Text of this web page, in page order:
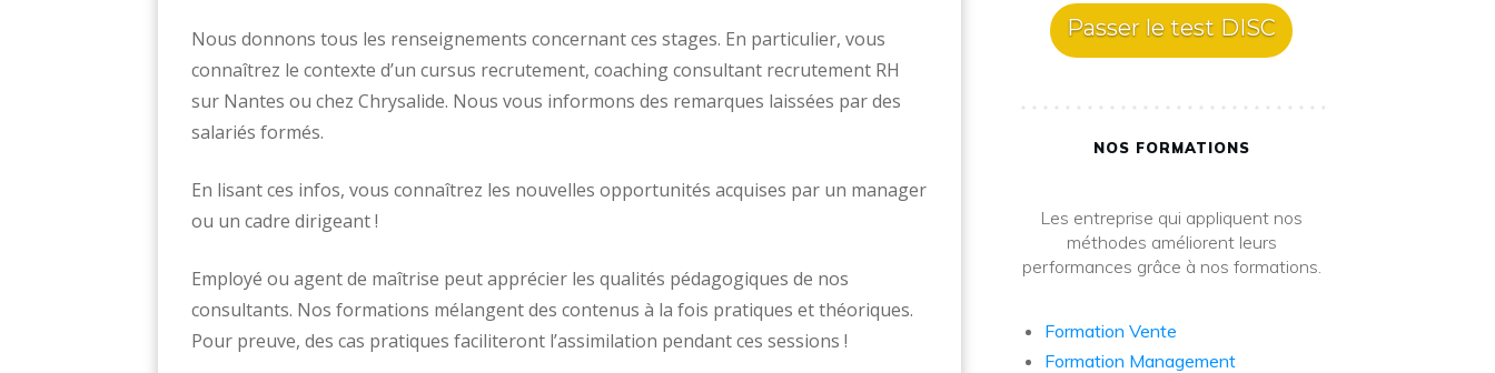
Nous donnons tous les renseignements concernant ces stages. En particulier, vous
connaîtrez le contexte d’un cursus recrutement, coaching consultant recrutement RH
sur Nantes ou chez Chrysalide. Nous vous informons des remarques laissées par des
salariés formés.
En lisant ces infos, vous connaîtrez les nouvelles opportunités acquises par un manager
ou un cadre dirigeant !
Employé ou agent de maîtrise peut apprécier les qualités pédagogiques de nos
consultants. Nos formations mélangent des contenus à la fois pratiques et théoriques.
Pour preuve, des cas pratiques faciliteront l’assimilation pendant ces sessions !
Passer le test DISC
NOS FORMATIONS
Les entreprise qui appliquent nos
méthodes améliorent leurs
performances grâce à nos formations.
Formation Vente
Formation Management